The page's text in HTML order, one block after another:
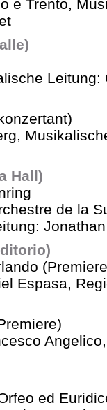
e Trento,
Leitung:
Hall)
de la
Espasa,
ed